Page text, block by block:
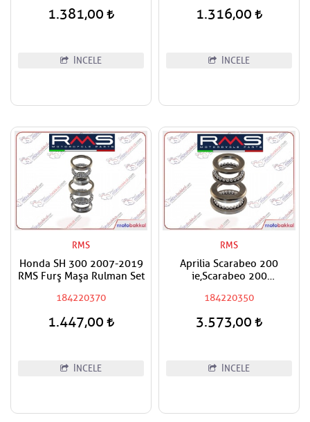
1.381,00
İNCELE
1.316,00
İNCELE
RMS
Honda SH 300 2007-2019
RMS Furş Maşa Rulman Set
184220370
1.447,00
İNCELE
RMS
Aprilia Scarabeo 200
ie,Scarabeo 200
250,Atlantic 500 RMS Furş
Set
184220350
3.573,00
İNCELE